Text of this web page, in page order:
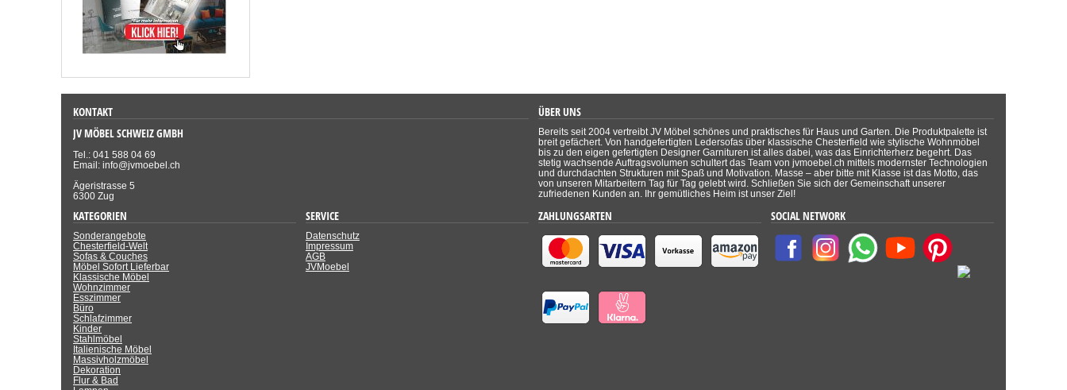
KONTAKT
JV MÖBEL SCHWEIZ GMBH
Tel.: 041 588 04 69
Email: info@jvmoebel.ch
Ägeristrasse 5
6300 Zug
ÜBER UNS
Bereits seit 2004 vertreibt JV Möbel schönes und praktisches für Haus und Garten. Die Produktpalette ist
breit gefächert. Von handgefertigten Ledersofas über klassische Chesterfield wie stylische Wohnmöbel
bis zu den eigen gefertigten Designer Garnituren ist alles dabei, was das Einrichterherz begehrt. Das
stetig wachsende Auftragsvolumen schultert das Team von jvmoebel.ch mittels modernster Technologien
und durchdachten Strukturen mit Spaß und Motivation. Masse – aber bitte mit Klasse ist das Motto, das
von unseren Mitarbeitern Tag für Tag gelebt wird. Schließen Sie sich der Gemeinschaft unserer
zufriedenen Kunden an. Ihr gemütliches Heim ist unser Ziel!
KATEGORIEN
Sonderangebote
Chesterfield-Welt
Sofas & Couches
Möbel Sofort Lieferbar
Klassische Möbel
Wohnzimmer
Esszimmer
Büro
Schlafzimmer
Kinder
Stahlmöbel
Italienische Möbel
Massivholzmöbel
Dekoration
Flur & Bad
SERVICE
Datenschutz
Impressum
AGB
JVMoebel
ZAHLUNGSARTEN SOCIAL NETWORK